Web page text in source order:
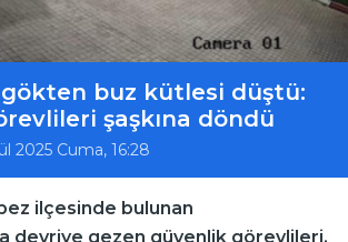
buz kütlesi düştü:
şaşkına döndü
2025 Cuma, 16:28
ilçesinde bulunan
devriye gezen güvenlik görevlileri,